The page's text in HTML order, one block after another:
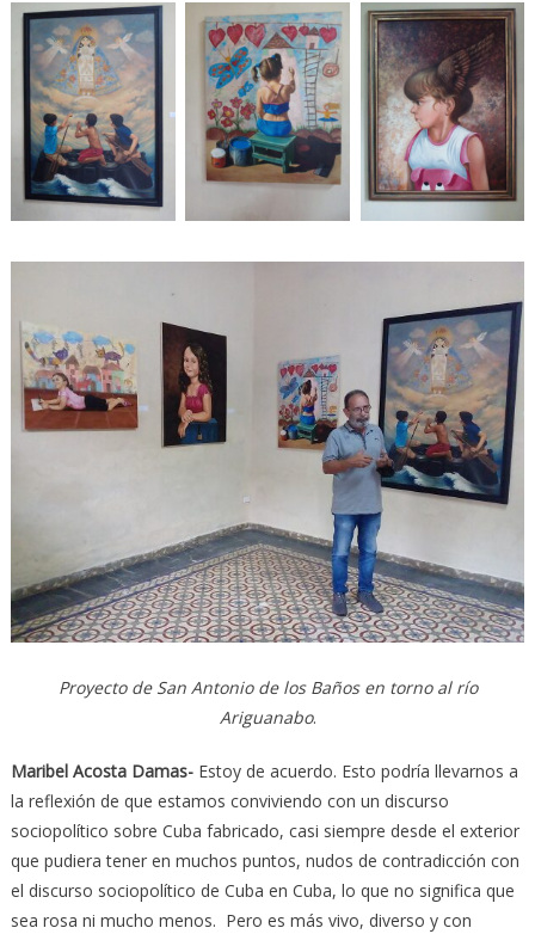
Proyecto de San Antonio de los Baños en torno al río
Ariguanabo.
Maribel Acosta Damas-Estoy de acuerdo. Esto podría llevarnos a
la reflexión de que estamos conviviendo con un discurso
sociopolítico sobre Cuba fabricado, casi siempre desde el exterior
que pudiera tener en muchos puntos, nudos de contradicción con
el discurso sociopolítico de Cuba en Cuba, lo que no significa que
sea rosa ni mucho menos. Pero es más vivo, diverso y con